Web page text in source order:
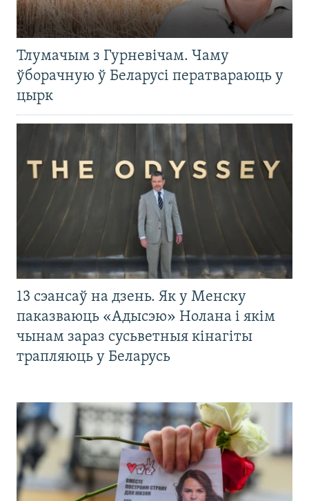
Тлумачым з Гурневічам. Чаму
ўборачную ў Беларусі ператвараюць у
цырк
13 сэансаў на дзень. Як у Менску
паказваюць «Адысэю» Нолана і якім
чынам зараз сусьветныя кінагіты
трапляюць у Беларусь